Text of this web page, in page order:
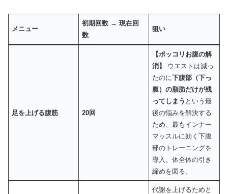
メニュー
初期回数 → 現在回
数
狙い
足を上げる腹筋 20回
【ポッコリお腹の解
消】
ウエストは減っ
たのに下腹部（下っ
腹）の脂肪だけが残
ってしまう という最
後の悩みを解決する
ため、最もインナー
マッスルに効く下腹
部のトレーニングを
導入。体全体の引き
締めを図る。
代謝を上げるためと